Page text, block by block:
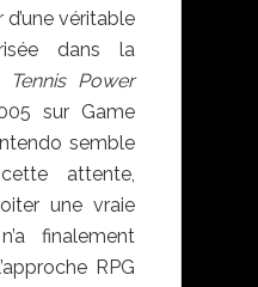
véritable
dans la
Tennis Power
sur Game
semble
attente,
une vraie
finalement
RPG